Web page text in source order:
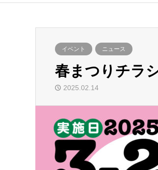
イベント ニュース
春まつりチラ
2025.02.14